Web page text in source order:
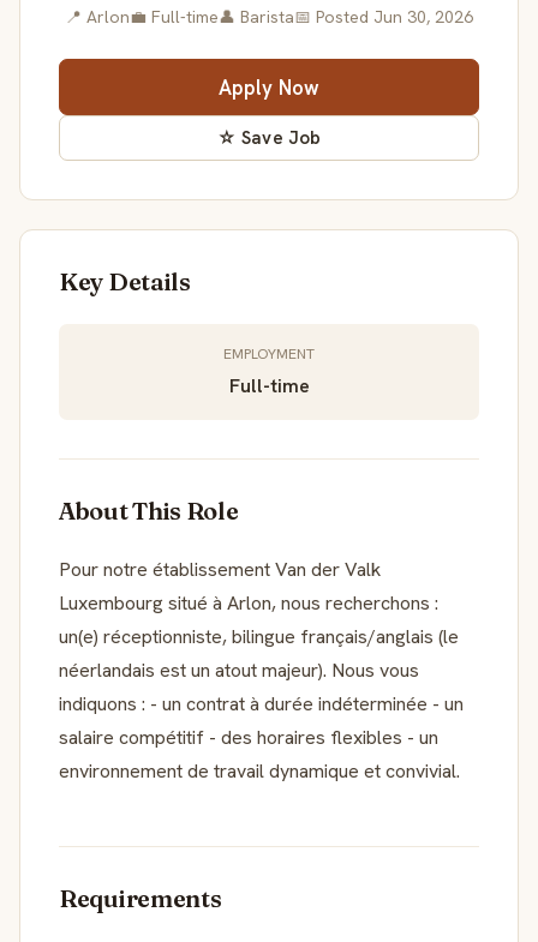
📍 Arlon💼 Full-time👤 Barista📅 Posted Jun 30, 2026
Apply Now
☆ Save Job
Key Details
EMPLOYMENT
Full-time
About This Role
Pour notre établissement Van der Valk
Luxembourg situé à Arlon, nous recherchons :
un(e) réceptionniste, bilingue français/anglais (le
néerlandais est un atout majeur). Nous vous
indiquons : - un contrat à durée indéterminée - un
salaire compétitif - des horaires flexibles - un
environnement de travail dynamique et convivial.
Requirements